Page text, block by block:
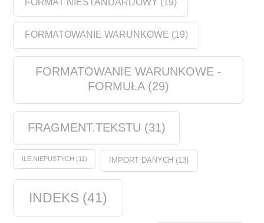
FORMAT NIESTANDARDOWY (19)
FORMATOWANIE WARUNKOWE (19)
FORMATOWANIE WARUNKOWE -
FORMUŁA(29)
FRAGMENT.TEKSTU (31)
ILE.NIEPUSTYCH (11) IMPORT DANYCH(13)
INDEKS (41)